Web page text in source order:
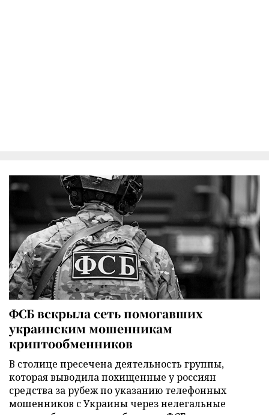
ФСБ вскрыла сеть помогавших
украинским мошенникам
криптообменников
В столице пресечена деятельность группы,
которая выводила похищенные у россиян
средства за рубеж по указанию телефонных
мошенников с Украины через нелегальные